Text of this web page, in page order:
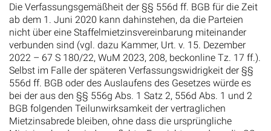
Die Verfassungsgemäßheit der §§ 556d ff. BGB für die Zeit
ab dem 1. Juni 2020 kann dahinstehen, da die Parteien
nicht über eine Staffelmietzinsvereinbarung miteinander
verbunden sind (vgl. dazu Kammer, Urt. v. 15. Dezember
2022 – 67 S 180/22, WuM 2023, 208, beckonline Tz. 17 ff.).
Selbst im Falle der späteren Verfassungswidrigkeit der §§
556d ff. BGB oder des Auslaufens des Gesetzes würde es
bei der aus den §§ 556g Abs. 1 Satz 2, 556d Abs. 1 und 2
BGB folgenden Teilunwirksamkeit der vertraglichen
Mietzinsabrede bleiben, ohne dass die ursprüngliche